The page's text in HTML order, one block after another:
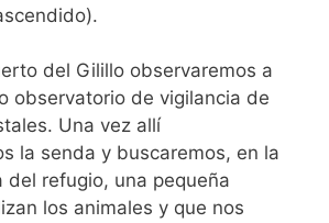
del Gilillo observaremos a
observatorio de vigilancia de
Una vez allí
la senda y buscaremos, en la
del refugio, una pequeña
los animales y que nos